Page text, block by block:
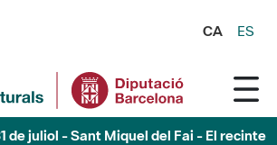
CA ES
de juliol - Sant Miquel del Fai - El recinte